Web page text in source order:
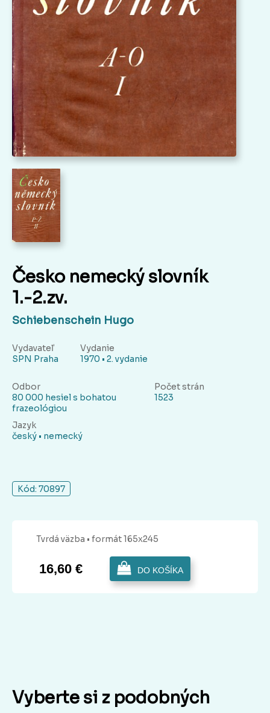
Česko nemecký slovník
1.-2.zv.
Schiebenschein Hugo
Vydavateľ
SPN Praha
Vydanie
1970 • 2. vydanie
Odbor
80 000 hesiel s bohatou
frazeológiou
Počet strán
1523
Jazyk
český • nemecký
Kód: 70897
Tvrdá väzba • formát 165x245
16,60 € DO KOŠÍKA
Vyberte si z podobných